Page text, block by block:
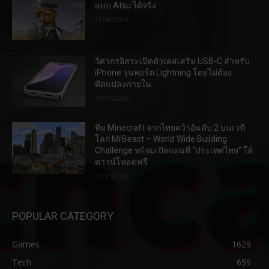
แบบ Atsu ได้จริง
11/10/2025
วิศวกรอิสระเปิดตัวเคสเสริม USB-C สำหรับ
iPhone รุ่นพอร์ต Lightning โดยไม่ต้อง
ดัดแปลงภายใน
ทีม Minecraft จากไทยคว้าอันดับ 2 บนเวที
โลก MrBeast – World Wide Building
Challenge พร้อมเปิดแผนที่ “ประเทศไทย” ให้
ดาวน์โหลดฟรี
17/11/2025
POPULAR CATEGORY
Games
1629
Tech
659